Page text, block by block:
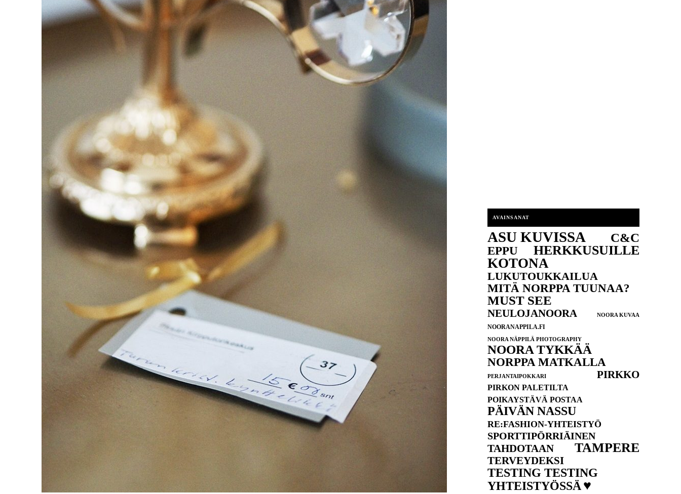
AVAINSANAT
ASU KUVISSA C&C
EPPU HERKKUSUILLE
KOTONA
LUKUTOUKKAILUA
MITÄ NORPPA TUUNAA?
MUST SEE
NEULOJANOORA NOORA KUVAA
NOORANAPPILA.FI
NOORA NÄPPILÄ PHOTOGRAPHY
NOORA TYKKÄÄ
NORPPA MATKALLA
PERJANTAIPOKKARI PIRKKO
PIRKON PALETILTA
POIKAYSTÄVÄ POSTAA
PÄIVÄN NASSU
RE:FASHION-YHTEISTYÖ
SPORTTIPÖRRIÄINEN
TAHDOTAAN TAMPERE
TERVEYDEKSI
TESTING TESTING
YHTEISTYÖSSÄ♥